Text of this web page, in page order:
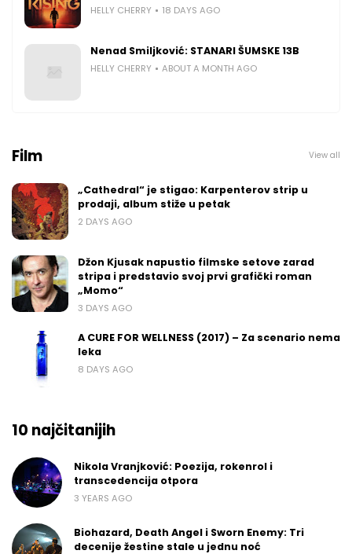
HELLY CHERRY 18 DAYS AGO
Nenad Smiljković: STANARI ŠUMSKE 13B
HELLY CHERRY ABOUT A MONTH AGO
Film View all
„Cathedral“ je stigao: Karpenterov strip u
prodaji, album stiže u petak
2 DAYS AGO
Džon Kjusak napustio filmske setove zarad
stripa i predstavio svoj prvi grafički roman
„Momo“
3 DAYS AGO
A CURE FOR WELLNESS (2017) – Za scenario nema
leka
8 DAYS AGO
10 najčitanijih
Nikola Vranjković: Poezija, rokenrol i
transcedencija otpora
3 YEARS AGO
Biohazard, Death Angel i Sworn Enemy: Tri
decenije žestine stale u jednu noć